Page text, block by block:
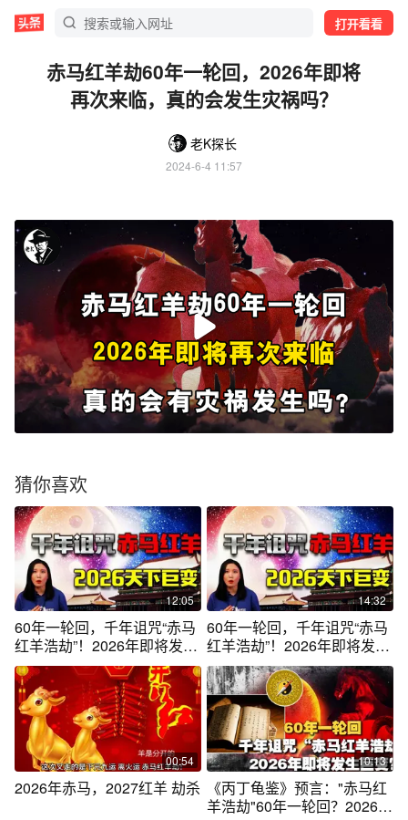
打开看看
赤马红羊劫60年一轮回，2026年即将
再次来临，真的会发生灾祸吗？
老K探长
2024-6-4 11:57
猜你喜欢
12:05
60年一轮回，千年诅咒“赤马
红羊浩劫”！2026年即将发生
巨变！？
14:32
60年一轮回，千年诅咒“赤马
红羊浩劫”！2026年即将发生
巨变！？
00:54
2026年赤马，2027红羊 劫杀
10:13
《丙丁龟鉴》预言："赤马红
羊浩劫"60年一轮回？2026年